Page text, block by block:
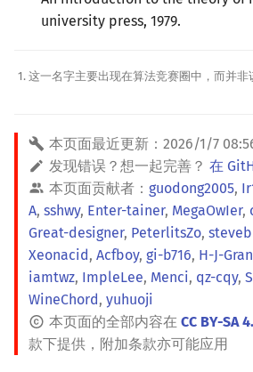
university press, 1979.
这一名字主要出现在算法竞赛圈中，而并非
本页面最近更新： 2026/1/7
发现错误？想一起完善？ 在
本页面贡献者： guodong2005,
A, sshwy, Enter-tainer, MegaOwIer,
Great-designer, PeterlitsZo,
Xeonacid, Acfboy, gi-b716, H-J-
iamtwz, ImpleLee, Menci, qz-cqy,
WineChord, yuhuoji
本页面的全部内容在 CC BY-SA
款下提供，附加条款亦可能应用